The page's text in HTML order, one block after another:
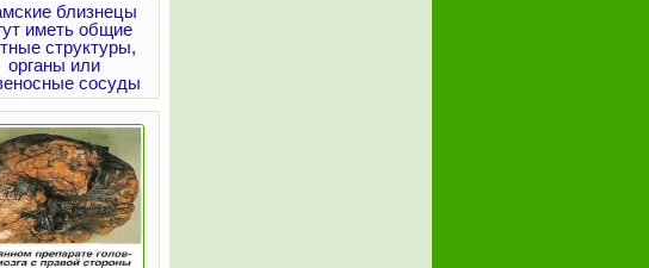
близнецы
иметь общие
структуры,
органы или
сосуды